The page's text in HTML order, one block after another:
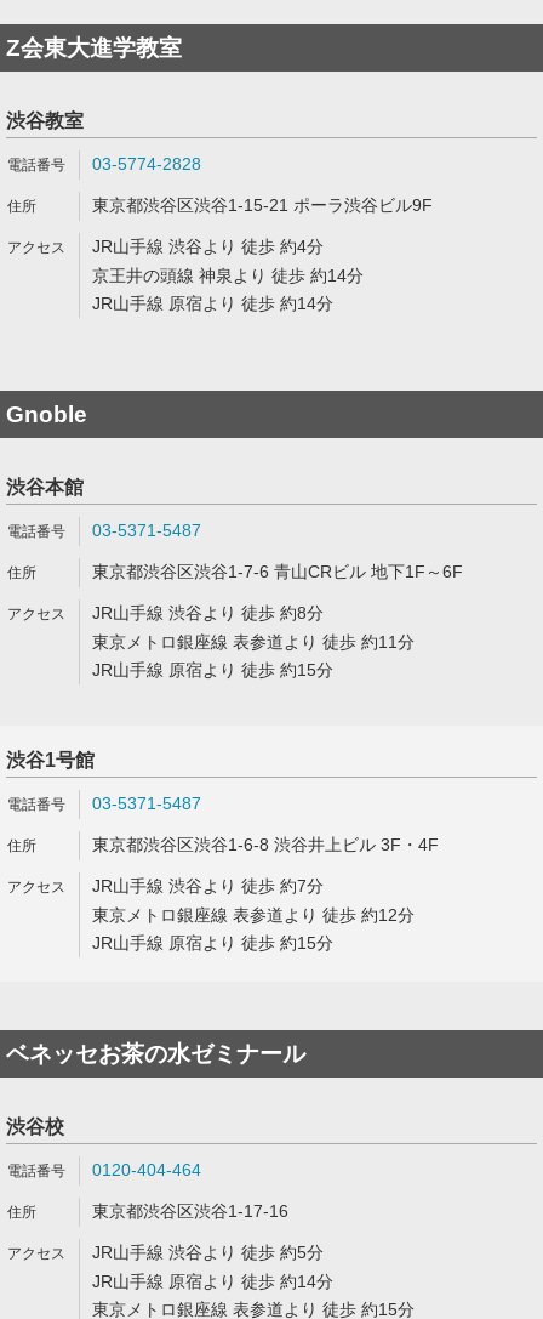
Z会東大進学教室
渋谷教室
03-5774-2828
東京都渋谷区渋谷1-15-21 ポーラ渋谷ビル9F
JR山手線 渋谷より 徒歩 約4分
京王井の頭線 神泉より 徒歩 約14分
JR山手線 原宿より 徒歩 約14分
Gnoble
渋谷本館
03-5371-5487
東京都渋谷区渋谷1-7-6 青山CRビル 地下1F～6F
JR山手線 渋谷より 徒歩 約8分
東京メトロ銀座線 表参道より 徒歩 約11分
JR山手線 原宿より 徒歩 約15分
渋谷1号館
03-5371-5487
東京都渋谷区渋谷1-6-8 渋谷井上ビル 3F・4F
JR山手線 渋谷より 徒歩 約7分
東京メトロ銀座線 表参道より 徒歩 約12分
JR山手線 原宿より 徒歩 約15分
ベネッセお茶の水ゼミナール
渋谷校
0120-404-464
東京都渋谷区渋谷1-17-16
JR山手線 渋谷より 徒歩 約5分
JR山手線 原宿より 徒歩 約14分
東京メトロ銀座線 表参道より 徒歩 約15分